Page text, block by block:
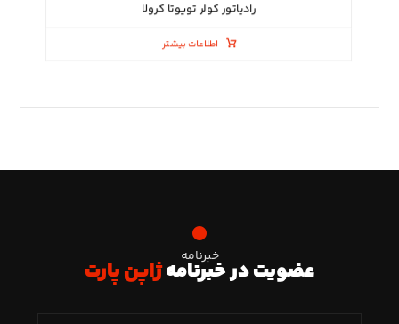
رادیاتور کولر تویوتا کرولا
اطلاعات بیشتر
خبرنامه
عضویت در خبرنامهژاپن پارت